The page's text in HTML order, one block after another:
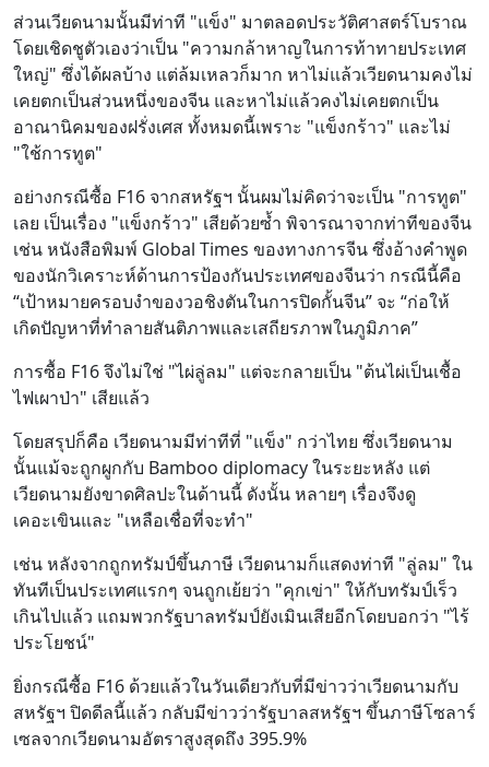
ส่วนเวียดนามนั้นมีท่าที "แข็ง" มาตลอดประวัติศาสตร์โบราณ
โดยเชิดชูตัวเองว่าเป็น "ความกล้าหาญในการท้าทายประเทศ
ใหญ่" ซึ่งได้ผลบ้าง แต่ล้มเหลวก็มาก หาไม่แล้วเวียดนามคงไม่
เคยตกเป็นส่วนหนึ่งของจีน และหาไม่แล้วคงไม่เคยตกเป็น
อาณานิคมของฝรั่งเศส ทั้งหมดนี้เพราะ "แข็งกร้าว" และไม่
"ใช้การทูต"
อย่างกรณีซื้อ F16 จากสหรัฐฯ นั้นผมไม่คิดว่าจะเป็น "การทูต"
เลย เป็นเรื่อง "แข็งกร้าว" เสียด้วยซ้ำ พิจารณาจากท่าทีของจีน
เช่น หนังสือพิมพ์ Global Times ของทางการจีน ซึ่งอ้างคำพูด
ของนักวิเคราะห์ด้านการป้องกันประเทศของจีนว่า กรณีนี้คือ
“เป้าหมายครอบงำของวอชิงตันในการปิดกั้นจีน” จะ “ก่อให้
เกิดปัญหาที่ทำลายสันติภาพและเสถียรภาพในภูมิภาค”
การซื้อ F16 จึงไม่ใช่ "ไผ่ลู่ลม" แต่จะกลายเป็น "ต้นไผ่เป็นเชื้อ
ไฟเผาป่า" เสียแล้ว
โดยสรุปก็คือ เวียดนามมีท่าทีที่ "แข็ง" กว่าไทย ซึ่งเวียดนาม
นั้นแม้จะถูกผูกกับ Bamboo diplomacy ในระยะหลัง แต่
เวียดนามยังขาดศิลปะในด้านนี้ ดังนั้น หลายๆ เรื่องจึงดู
เคอะเขินและ "เหลือเชื่อที่จะทำ"
เช่น หลังจากถูกทรัมป์ขึ้นภาษี เวียดนามก็แสดงท่าที "ลู่ลม" ใน
ทันทีเป็นประเทศแรกๆ จนถูกเย้ยว่า "คุกเข่า" ให้กับทรัมป์เร็ว
เกินไปแล้ว แถมพวกรัฐบาลทรัมป์ยังเมินเสียอีกโดยบอกว่า "ไร้
ประโยชน์"
ยิ่งกรณีซื้อ F16 ด้วยแล้วในวันเดียวกับที่มีข่าวว่าเวียดนามกับ
สหรัฐฯ ปิดดีลนี้แล้ว กลับมีข่าวว่ารัฐบาลสหรัฐฯ ขึ้นภาษีโซลาร์
เซลจากเวียดนามอัตราสูงสุดถึง 395.9%